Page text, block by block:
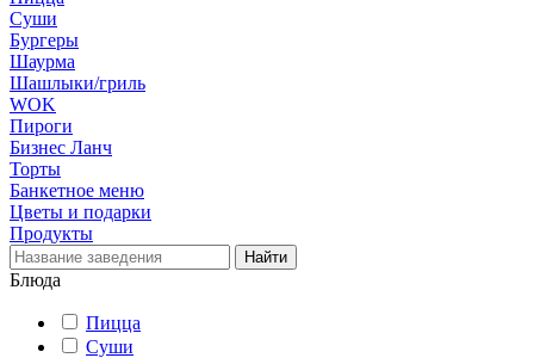
Суши
Бургеры
Шаурма
Шашлыки/гриль
WOK
Пироги
Бизнес Ланч
Торты
Банкетное меню
Цветы и подарки
Продукты
Блюда
Пицца
Суши